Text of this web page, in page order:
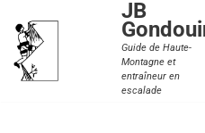
Aller
au
JB
Guide de Haute-
Montagne et
entraîneur en
escalade